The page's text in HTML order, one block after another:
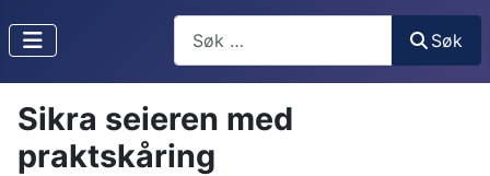
Søk
Sikra seieren med
praktskåring